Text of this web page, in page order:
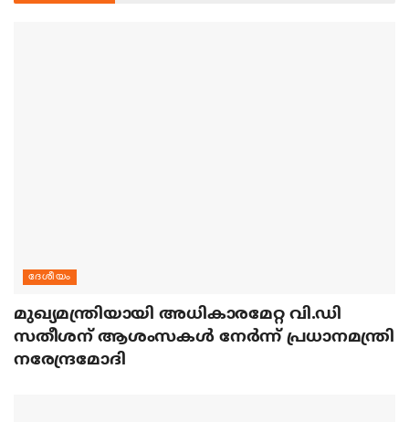
ദേശീയം
മുഖ്യമന്ത്രിയായി അധികാരമേറ്റ വി.ഡി
സതീശന് ആശംസകള്‍ നേര്‍ന്ന് പ്രധാനമന്ത്രി
നരേന്ദ്രമോദി